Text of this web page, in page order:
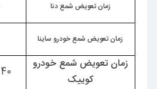
زمان تعویض شمع دنا
زمان تعویض شمع خودرو ساینا
زمان تعویض شمع خودرو
کوییک
40 تا 50 هزار کیلومتر